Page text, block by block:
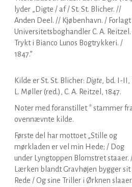
lyder „Digte / af / St. St. Blicher. //
Anden Deel. // Kjøbenhavn. /
Universitetsboghandler C. A.
Trykt i Bianco Lunos Bogtrykkeri. /
1847.”
Kilde er St. St. Blicher: Digte, bd. I-II,
L. Møller (red.), C. A. Reitzel, 1847.
Noter med foranstillet * stammer fra
ovennævnte kilde.
Første del har mottoet „Stille og
mørkladen er vel min Hede; / Dog
under Lyngtoppen Blomstret staaer.
Lærken blandt Gravhøjen bygger sit
Rede / Og sine Triller i Ørknen